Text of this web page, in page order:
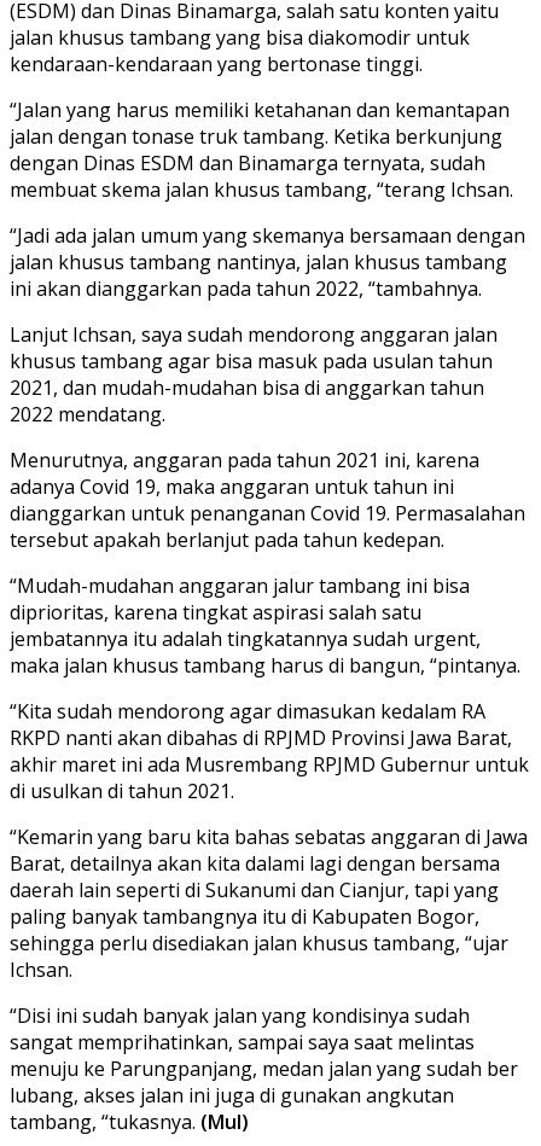
(ESDM) dan Dinas Binamarga, salah satu konten yaitu
jalan khusus tambang yang bisa diakomodir untuk
kendaraan-kendaraan yang bertonase tinggi.
“Jalan yang harus memiliki ketahanan dan kemantapan
jalan dengan tonase truk tambang. Ketika berkunjung
dengan Dinas ESDM dan Binamarga ternyata, sudah
membuat skema jalan khusus tambang, “terang Ichsan.
“Jadi ada jalan umum yang skemanya bersamaan dengan
jalan khusus tambang nantinya, jalan khusus tambang
ini akan dianggarkan pada tahun 2022, “tambahnya.
Lanjut Ichsan, saya sudah mendorong anggaran jalan
khusus tambang agar bisa masuk pada usulan tahun
2021, dan mudah-mudahan bisa di anggarkan tahun
2022 mendatang.
Menurutnya, anggaran pada tahun 2021 ini, karena
adanya Covid 19, maka anggaran untuk tahun ini
dianggarkan untuk penanganan Covid 19. Permasalahan
tersebut apakah berlanjut pada tahun kedepan.
“Mudah-mudahan anggaran jalur tambang ini bisa
diprioritas, karena tingkat aspirasi salah satu
jembatannya itu adalah tingkatannya sudah urgent,
maka jalan khusus tambang harus di bangun, “pintanya.
“Kita sudah mendorong agar dimasukan kedalam RA
RKPD nanti akan dibahas di RPJMD Provinsi Jawa Barat,
akhir maret ini ada Musrembang RPJMD Gubernur untuk
di usulkan di tahun 2021.
“Kemarin yang baru kita bahas sebatas anggaran di Jawa
Barat, detailnya akan kita dalami lagi dengan bersama
daerah lain seperti di Sukanumi dan Cianjur, tapi yang
paling banyak tambangnya itu di Kabupaten Bogor,
sehingga perlu disediakan jalan khusus tambang, “ujar
Ichsan.
“Disi ini sudah banyak jalan yang kondisinya sudah
sangat memprihatinkan, sampai saya saat melintas
menuju ke Parungpanjang, medan jalan yang sudah ber
lubang, akses jalan ini juga di gunakan angkutan
tambang, “tukasnya. (Mul)